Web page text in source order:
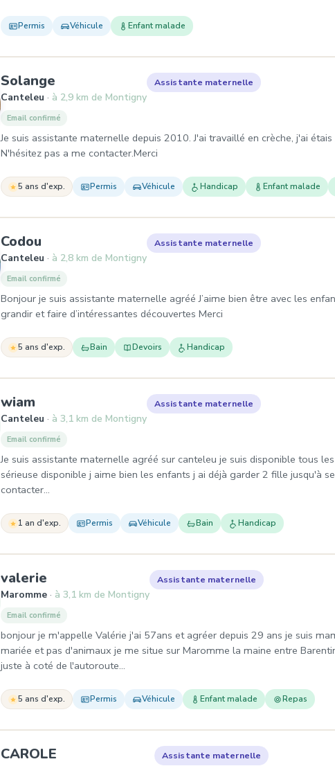
Permis Véhicule Enfant malade
Solange , Assistante maternelle à Canteleu
Canteleu à 2,9 km de Montigny
Assistante maternelle
Email confirmé
Je suis assistante maternelle depuis 2010. J'ai travaillé en crèche, j'ai
N'hésitez pas a me contacter.Merci
5 ans d'exp. Permis Véhicule Handicap Enfant malade
Codou , Assistante maternelle à Canteleu
Canteleu à 2,8 km de Montigny
Assistante maternelle
Email confirmé
Bonjour je suis assistante maternelle agréé J’aime bien être avec les
grandir et faire d’intéressantes découvertes Merci
5 ans d'exp. Bain Devoirs Handicap
wiam , Assistante maternelle à Canteleu
Canteleu à 3,1 km de Montigny
Assistante maternelle
Email confirmé
Je suis assistante maternelle agréé sur canteleu je suis disponible tous
sérieuse disponible j aime bien les enfants j ai déjà garder 2 fille jusqu'à
contacter…
1 an d'exp. Permis Véhicule Bain Handicap
valerie , Assistante maternelle à Maromme
Maromme à 3,1 km de Montigny
Assistante maternelle
Email confirmé
bonjour je m'appelle Valérie j'ai 57ans et agréer depuis 29 ans je suis
mariée et pas d'animaux je me situe sur Maromme la maine entre
juste à coté de l'autoroute…
5 ans d'exp. Permis Véhicule Enfant malade Repas
CAROLE , Assistante maternelle à Hénouville
Assistante maternelle